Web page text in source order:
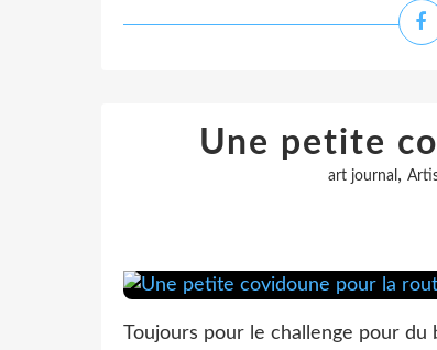
Une petite
art journal ,
Toujours pour le challenge pour